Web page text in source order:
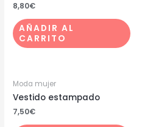
8,80€
AÑADIR AL
CARRITO
Moda mujer
Vestido estampado
7,50€